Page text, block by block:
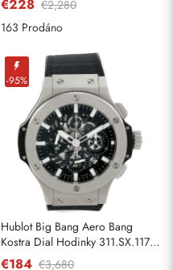
€228 €2,280
163 Prodáno
-95%
Hublot Big Bang Aero Bang
Kostra Dial Hodinky 311.SX.1170.
RX
€184 €3,680